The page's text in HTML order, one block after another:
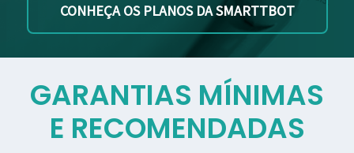
CONHEÇA OS PLANOS DA SMARTTBOT
GARANTIAS MÍNIMAS
E RECOMENDADAS